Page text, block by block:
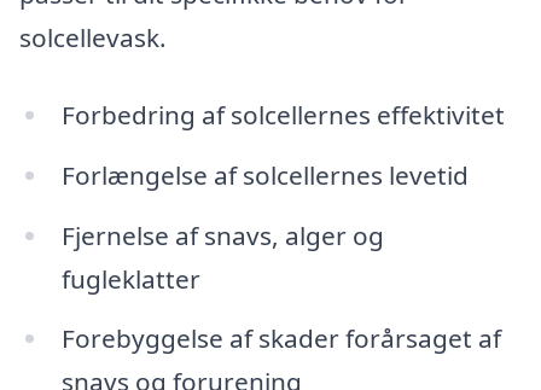
solcellevask.
Forbedring af solcellernes effektivitet
Forlængelse af solcellernes levetid
Fjernelse af snavs, alger og
fugleklatter
Forebyggelse af skader forårsaget af
snavs og forurening